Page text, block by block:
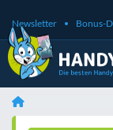
Newsletter Bonus-